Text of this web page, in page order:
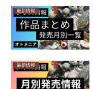
最新情報
最新情報